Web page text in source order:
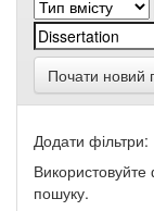
Почати новий
Додати фільтри:
Використовуйте
пошуку.